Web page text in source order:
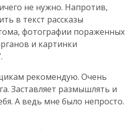
не нужно. Напротив,
в текст рассказы
фотографии пораженных
и картинки
рекомендую. Очень
Заставляет размышлять и
А ведь мне было непросто.